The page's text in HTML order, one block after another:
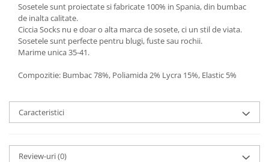
Sosetele sunt proiectate si fabricate 100% in Spania, din bumbac
de inalta calitate.
Ciccia Socks nu e doar o alta marca de sosete, ci un stil de viata.
Sosetele sunt perfecte pentru blugi, fuste sau rochii.
Marime unica 35-41.
Compozitie: Bumbac 78%, Poliamida 2% Lycra 15%, Elastic 5%
Caracteristici
Review-uri(0)